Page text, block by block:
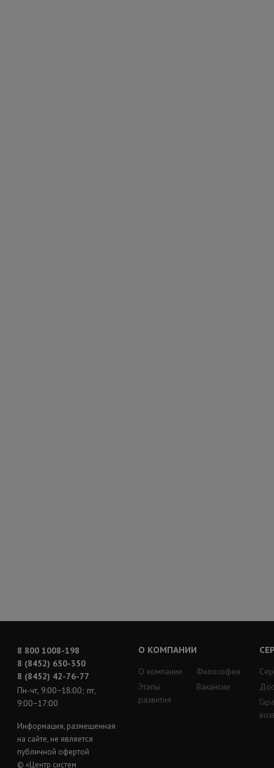
8 800 1008-198
8 (8452) 650-350
8 (8452) 42-76-77
Пн-чт, 9:00−18:00; пт,
9:00−17:00
Информация, размещенная
на сайте, не является
публичной офертой
© «Центр систем
О КОМПАНИИ
О компании
Этапы
развития
Философия
Вакансии